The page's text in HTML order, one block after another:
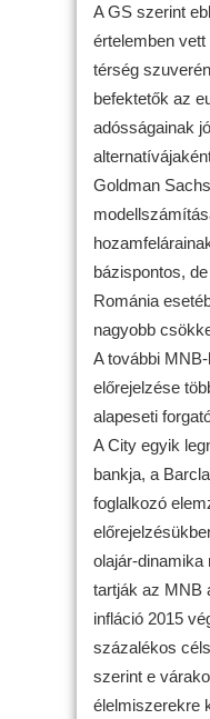
A GS szerint
értelemben
térség
befektetők az
adósságainak
Goldman
bázispontos,
Románia
nagyobb
A további
előrejelzése
alapeseti
A City egyik
bankja, a
foglalkozó
olajár-dinamika
tartják az MNB
infláció 2015
százalékos
szerint e
élelmiszerekre